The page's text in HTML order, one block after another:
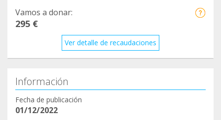
Vamos a donar:
295 €
Ver detalle de recaudaciones
Información
Fecha de publicación
01/12/2022